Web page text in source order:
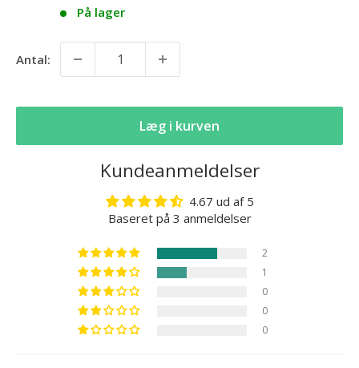
På lager
Antal:
Læg i kurven
Kundeanmeldelser
4.67 ud af 5
Baseret på 3 anmeldelser
2
1
0
0
0